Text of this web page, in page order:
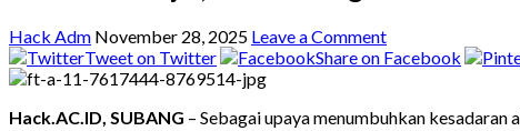
Hack Adm November 28, 2025 Leave a Comment
Tweet on Twitter
Share on Facebook
Hack.AC.ID, SUBANG – Sebagai upaya menumbuhkan